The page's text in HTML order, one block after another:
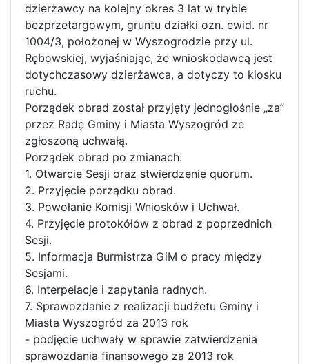
dzierżawcy na kolejny okres 3 lat w trybie
bezprzetargowym, gruntu działki ozn. ewid. nr
1004/3, położonej w Wyszogrodzie przy ul.
Rębowskiej, wyjaśniając, że wnioskodawcą jest
dotychczasowy dzierżawca, a dotyczy to kiosku
ruchu.
Porządek obrad został przyjęty jednogłośnie „za”
przez Radę Gminy i Miasta Wyszogród ze
zgłoszoną uchwałą.
Porządek obrad po zmianach:
1. Otwarcie Sesji oraz stwierdzenie quorum.
2. Przyjęcie porządku obrad.
3. Powołanie Komisji Wniosków i Uchwał.
4. Przyjęcie protokółów z obrad z poprzednich
Sesji.
5. Informacja Burmistrza GiM o pracy między
Sesjami.
6. Interpelacje i zapytania radnych.
7. Sprawozdanie z realizacji budżetu Gminy i
Miasta Wyszogród za 2013 rok
- podjęcie uchwały w sprawie zatwierdzenia
sprawozdania finansowego za 2013 rok